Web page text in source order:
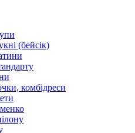
(бейсік)
комбідреси